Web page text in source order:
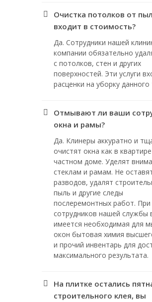
Очистка потолков от
входит в стоимость?
Да. Сотрудники нашей
компании обязательно
с потолков, стен и других
поверхностей. Эти услуги
расценки на уборку данного
Отмывают ли ваши
окна и рамы?
Да. Клинеры аккуратно и
очистят окна как в
частном доме. Уделят
стеклам и рамам. Не
разводов, удалят
пыль и другие следы
послеремонтных работ. При
сотрудников нашей службы
имеется необходимая для
окон бытовая химия
и прочий инвентарь для
максимального результата.
На плитке остались
строительного клея, вы